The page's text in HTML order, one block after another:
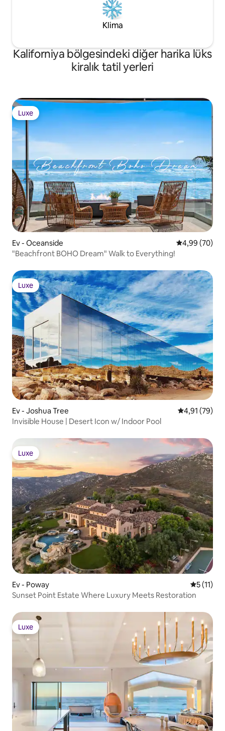
Klima
Kaliforniya bölgesindeki diğer harika lüks
kiralık tatil yerleri
Luxe
Luxe
Ev - Oceanside 5 üzerinden
4,99 (70)
"Beachfront BOHO Dream" Walk to Everything!
Luxe
Luxe
Ev - Joshua Tree 5 üzerinden
4,91 (79)
Invisible House | Desert Icon w/ Indoor Pool
Luxe
Luxe
Ev - Poway 55 (11)
Sunset Point Estate Where Luxury Meets Restoration
Luxe
Luxe